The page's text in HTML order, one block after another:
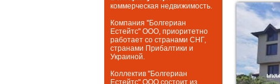
коммерческая недвижимость.
Компания "Болгериан
Естейтс" ООО, приоритетно
работает со странами СНГ,
странами Прибалтики и
Украиной.
Коллектив "Болгериан
Естейтс" ООО состоит из